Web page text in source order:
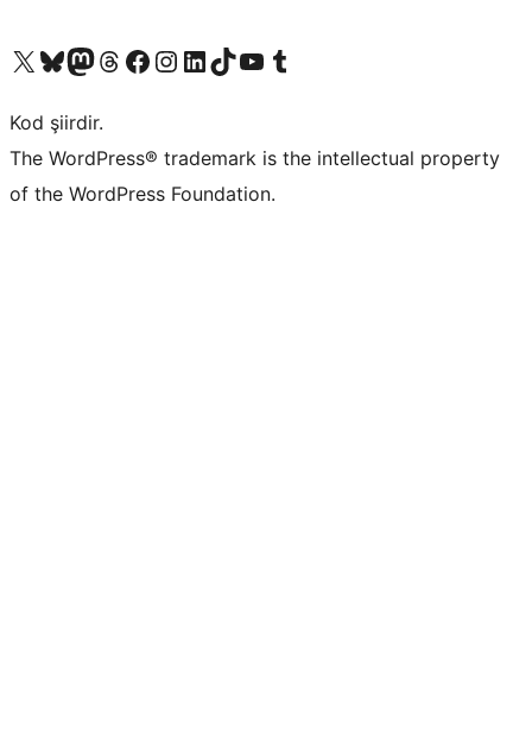
X (eski Twitter) hesabımıza bakın
Bluesky hesabımızı ziyaret edinMastodon hesabımızı ziyaret edinThreads hesabımızı ziyaret edinFacebook sayfamızı ziyaret edinInstagram hesabımızı ziyaret edinLinkedIn hesabımızı ziyaret edinTikTok hesabımızı ziyaret edinYouTube kanalımızı ziyaret edinTumblr hesabımızı ziyaret edin
Kod şiirdir.
The WordPress® trademark is the intellectual property
of the WordPress Foundation.